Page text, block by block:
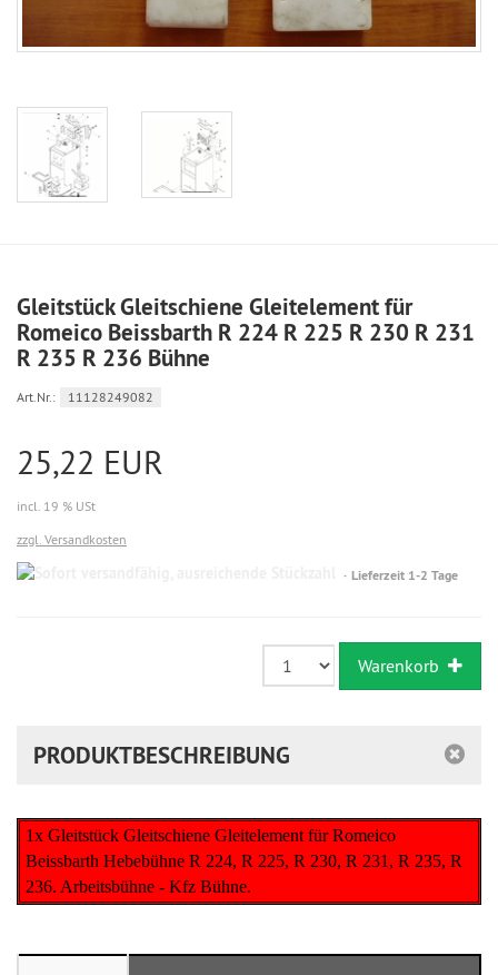
Gleitstück Gleitschiene Gleitelement für
Romeico Beissbarth R 224 R 225 R 230 R 231
R 235 R 236 Bühne
Art.Nr.: 11128249082
25,22 EUR
incl. 19 % USt
zzgl. Versandkosten
Sofort
Lieferzeit 1-2 Tage
Warenkorb
PRODUKTBESCHREIBUNG
1x Gleitstück Gleitschiene Gleitelement für Romeico
Beissbarth Hebebühne R 224, R 225, R 230, R 231, R 235, R
236. Arbeitsbühne - Kfz Bühne.